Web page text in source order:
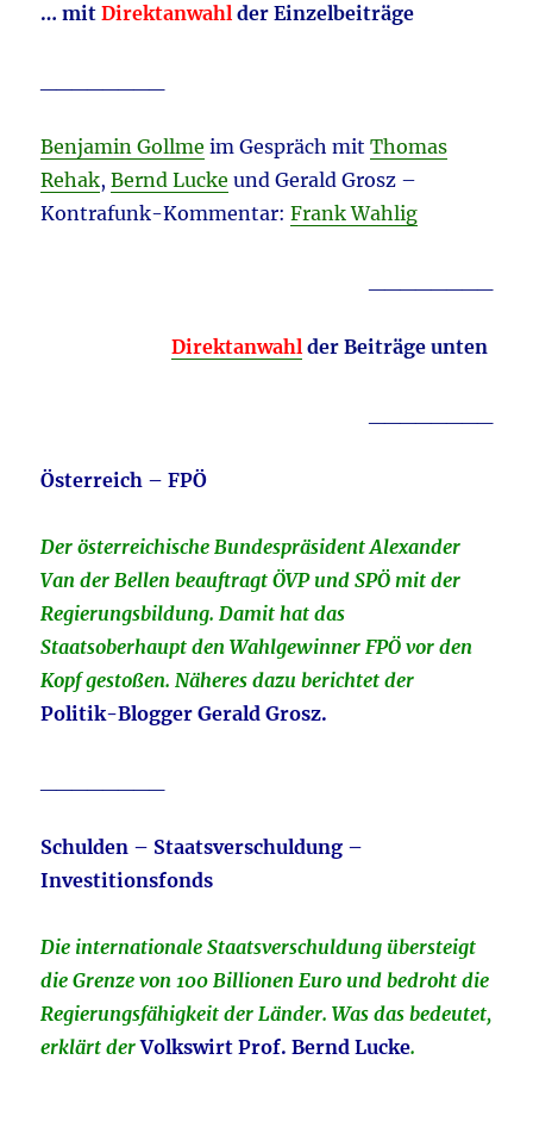
… mitDirektanwahl der Einzelbeiträge
Benjamin Gollme im Gespräch mitThomas
Rehak,Bernd Lucke und Gerald Grosz –
Kontrafunk-Kommentar:Frank Wahlig
Direktanwahlder Beiträge unten
Österreich – FPÖ
Der österreichische Bundespräsident Alexander
Van der Bellen beauftragt ÖVP und SPÖ mit der
Regierungsbildung. Damit hat das
Staatsoberhaupt den Wahlgewinner FPÖ vor den
Kopf gestoßen. Näheres dazu berichtet der
Politik-Blogger Gerald Grosz.
Schulden – Staatsverschuldung –
Investitionsfonds
Die internationale Staatsverschuldung übersteigt
die Grenze von 100 Billionen Euro und bedroht die
Regierungsfähigkeit der Länder. Was das bedeutet,
erklärt derVolkswirt Prof. Bernd Lucke.